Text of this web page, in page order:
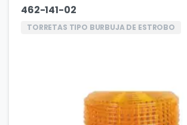
462-141-02
TORRETAS TIPO BURBUJA DE ESTROBO